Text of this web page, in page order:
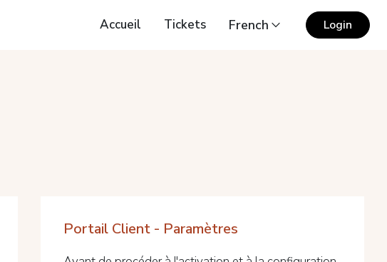
Accueil Tickets French Login
Portail Client - Paramètres